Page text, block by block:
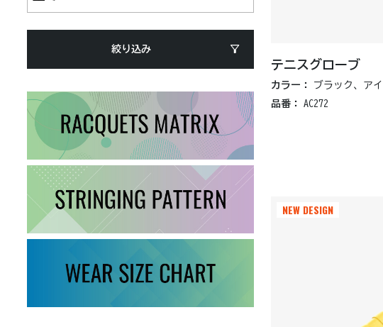
絞り込み
テニスグローブ
カラー：
ブラック、ア
品番：
AC272
NEW DESIGN
NEW DESIGN